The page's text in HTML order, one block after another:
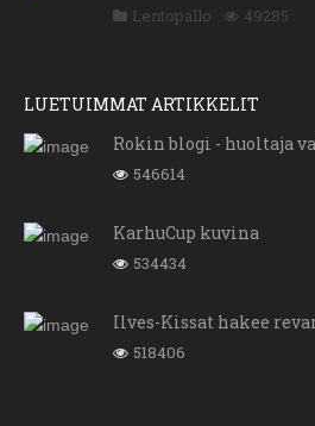
Lentopallo 49285
LUETUIMMAT ARTIKKELIT
Rokin blogi - huoltaja
546614
KarhuCup kuvina
534434
Ilves-Kissat hakee
518406